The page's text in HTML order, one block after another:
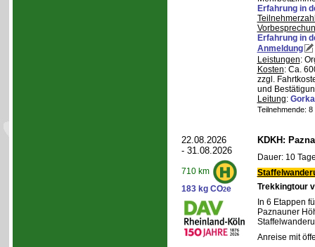
Erfahrung in
Erfahrung in
Anmeldung
Leistungen:
Kosten: Ca.
zzgl.
und
Leitung:
Teilnehmende:
22.08.2026
- 31.08.2026
710 km
183 kg CO2e
KDKH:
Dauer: 10
Trekkingtour
In 6 Etappen
Paznauner
Anreise mit